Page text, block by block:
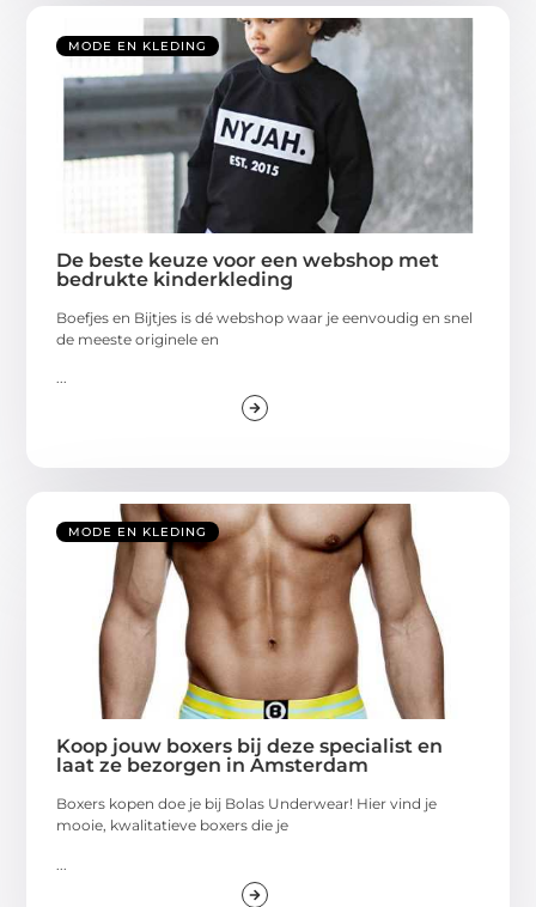
MODE EN KLEDING
De beste keuze voor een webshop met
bedrukte kinderkleding
Boefjes en Bijtjes is dé webshop waar je eenvoudig en snel
de meeste originele en
...
MODE EN KLEDING
Koop jouw boxers bij deze specialist en
laat ze bezorgen in Amsterdam
Boxers kopen doe je bij Bolas Underwear! Hier vind je
mooie, kwalitatieve boxers die je